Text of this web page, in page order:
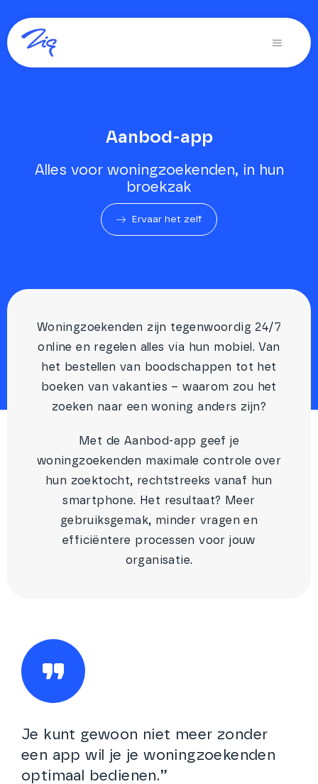
naar
inhoud
Toggle
Aanbod-app
Alles voor woningzoekenden, in hun
broekzak
Ervaar het zelf
Woningzoekenden zijn tegenwoordig 24/7
online en regelen alles via hun mobiel. Van
het bestellen van boodschappen tot het
boeken van vakanties – waarom zou het
zoeken naar een woning anders zijn?
Met de Aanbod-app geef je
woningzoekenden maximale controle over
hun zoektocht, rechtstreeks vanaf hun
smartphone. Het resultaat? Meer
gebruiksgemak, minder vragen en
efficiëntere processen voor jouw
organisatie.
Je kunt gewoon niet meer zonder
een app wil je je woningzoekenden
optimaal bedienen.”